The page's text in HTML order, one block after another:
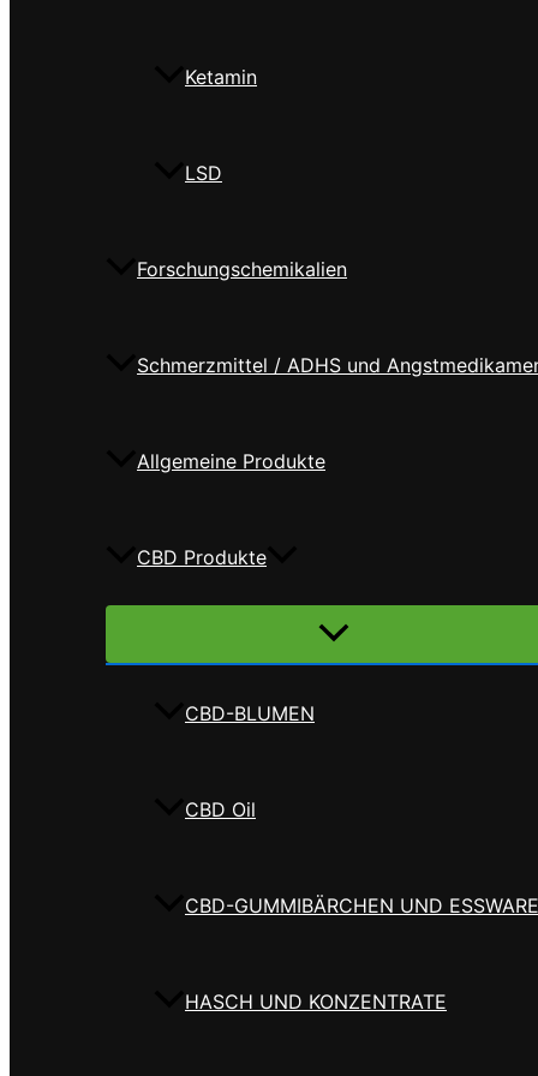
Ketamin
LSD
Forschungschemikalien
Schmerzmittel / ADHS und
Allgemeine Produkte
CBD Produkte
Menü
CBD-BLUMEN
CBD Oil
CBD-GUMMIBÄRCHEN UND
HASCH UND KONZENTRATE